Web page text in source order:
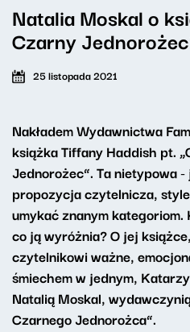
Natalia Moskal o
Czarny
25 listopada 2021
Nakładem Wydawnictwa
książka Tiffany Haddish pt.
Jednorożec”. Ta nietypowa
propozycja czytelnicza,
umykać znanym
co ją wyróżnia? O jej
czytelnikowi ważne,
śmiechem w jednym,
Natalią Moskal,
Czarnego Jednorożca”.